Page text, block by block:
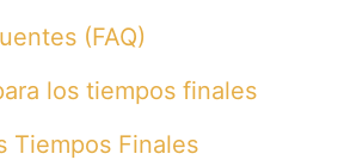
(FAQ)
los tiempos finales
Tiempos Finales